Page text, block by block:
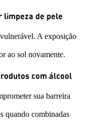
limpeza de pele
A exposição
ao sol novamente.
com álcool
sua barreira
quando combinadas